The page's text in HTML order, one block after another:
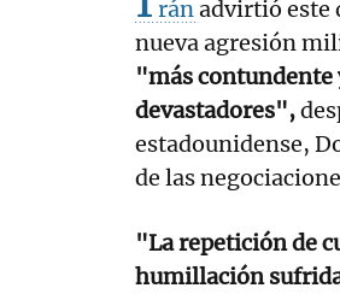
ránadvirtió este
nueva agresión
"más contundente
devastadores",
estadounidense,
de las
"La repetición de
humillación